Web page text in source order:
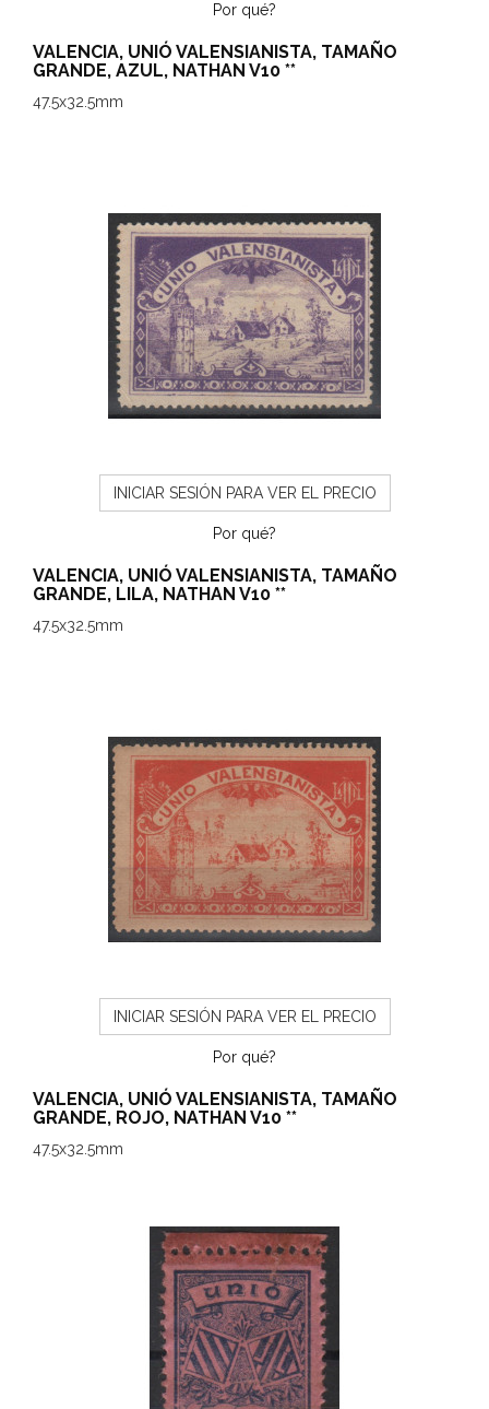
Por qué?
VALENCIA, UNIÓ VALENSIANISTA, TAMAÑO
GRANDE, AZUL, NATHAN V10 **
47.5x32.5mm
INICIAR SESIÓN PARA VER EL PRECIO
Por qué?
VALENCIA, UNIÓ VALENSIANISTA, TAMAÑO
GRANDE, LILA, NATHAN V10 **
47.5x32.5mm
INICIAR SESIÓN PARA VER EL PRECIO
Por qué?
VALENCIA, UNIÓ VALENSIANISTA, TAMAÑO
GRANDE, ROJO, NATHAN V10 **
47.5x32.5mm